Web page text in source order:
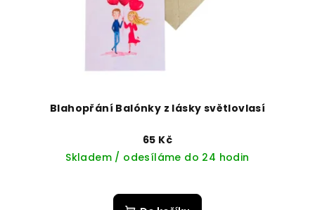
Blahopřání Balónky z lásky světlovlasí
65 Kč
Skladem / odesíláme do 24 hodin